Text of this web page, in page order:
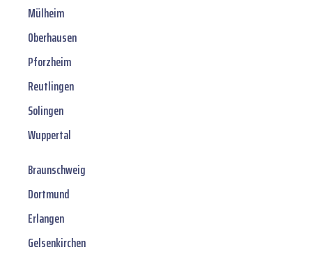
Mülheim
Oberhausen
Pforzheim
Reutlingen
Solingen
Wuppertal
Braunschweig
Dortmund
Erlangen
Gelsenkirchen